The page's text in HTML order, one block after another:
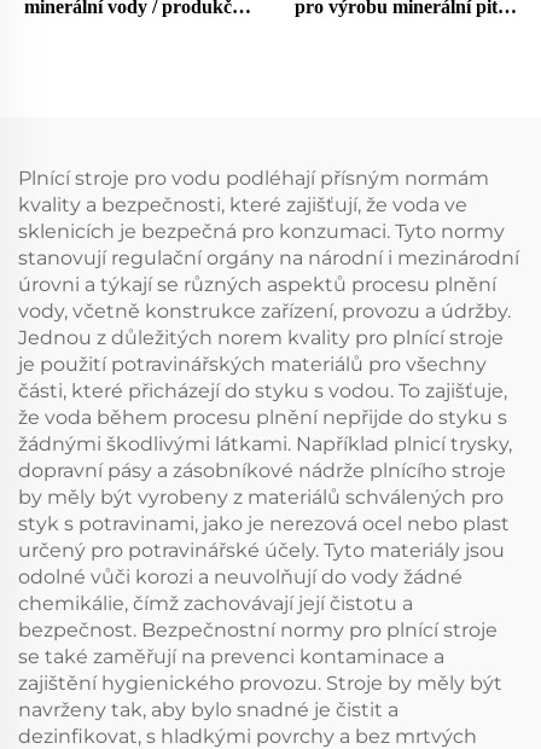
minerální vody / produkční
pro výrobu minerální pitné
Plnící stroje pro vodu podléhají přísným normám
kvality a bezpečnosti, které zajišťují, že voda ve
sklenicích je bezpečná pro konzumaci. Tyto normy
stanovují regulační orgány na národní i mezinárodní
úrovni a týkají se různých aspektů procesu plnění
vody, včetně konstrukce zařízení, provozu a údržby.
Jednou z důležitých norem kvality pro plnící stroje
je použití potravinářských materiálů pro všechny
části, které přicházejí do styku s vodou. To zajišťuje,
že voda během procesu plnění nepřijde do styku s
žádnými škodlivými látkami. Například plnicí trysky,
dopravní pásy a zásobníkové nádrže plnícího stroje
by měly být vyrobeny z materiálů schválených pro
styk s potravinami, jako je nerezová ocel nebo plast
určený pro potravinářské účely. Tyto materiály jsou
odolné vůči korozi a neuvolňují do vody žádné
chemikálie, čímž zachovávají její čistotu a
bezpečnost. Bezpečnostní normy pro plnící stroje
se také zaměřují na prevenci kontaminace a
zajištění hygienického provozu. Stroje by měly být
navrženy tak, aby bylo snadné je čistit a
dezinfikovat, s hladkými povrchy a bez mrtvých